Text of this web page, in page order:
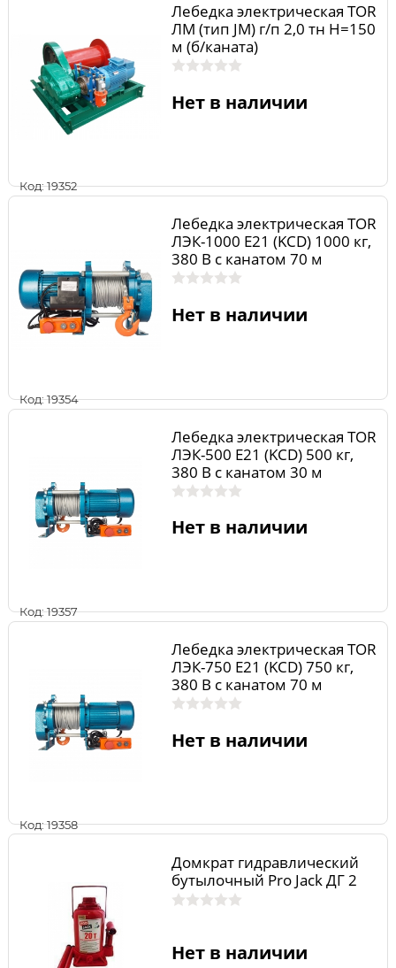
Код: 19352
Лебедка электрическая TOR
ЛМ (тип JM) г/п 2,0 тн Н=150
м (б/каната)
Нет в наличии
Код: 19354
Лебедка электрическая TOR
ЛЭК-1000 E21 (KCD) 1000 кг,
380 В с канатом 70 м
Нет в наличии
Код: 19357
Лебедка электрическая TOR
ЛЭК-500 E21 (KCD) 500 кг,
380 В с канатом 30 м
Нет в наличии
Код: 19358
Лебедка электрическая TOR
ЛЭК-750 E21 (KCD) 750 кг,
380 В с канатом 70 м
Нет в наличии
Домкрат гидравлический
бутылочный Pro Jack ДГ 2
Нет в наличии